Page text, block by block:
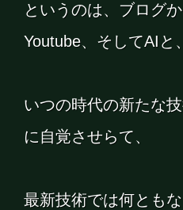
というのは、ブログ
Youtube、そしてAIと
いつの時代の新たな
に自覚させらて、
最新技術では何とも